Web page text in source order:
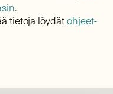
.
tietoja löydätohjeet-